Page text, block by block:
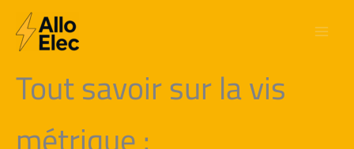
contenu
Tout savoir sur la vis